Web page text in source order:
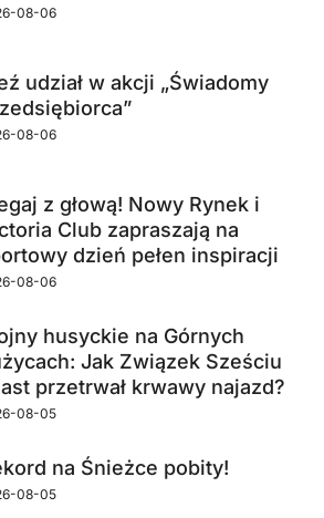
08-06
udział w akcji „Świadomy
08-06
z głową! Nowy Rynek i
Club zapraszają na
dzień pełen inspiracji
08-06
husyckie na Górnych
Jak Związek Sześciu
przetrwał krwawy najazd?
08-05
na Śnieżce pobity!
08-05